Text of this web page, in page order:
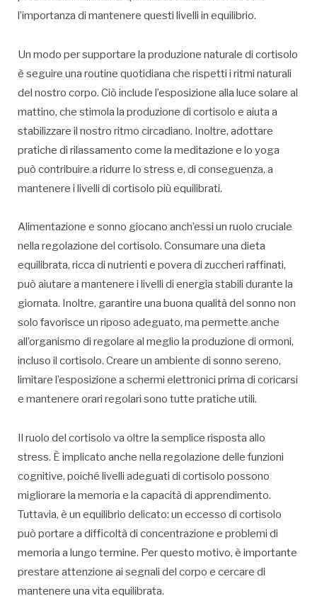
l’importanza di mantenere questi livelli in equilibrio.
Un modo per supportare la produzione naturale di cortisolo
è seguire una routine quotidiana che rispetti i ritmi naturali
del nostro corpo. Ciò include l’esposizione alla luce solare al
mattino, che stimola la produzione di cortisolo e aiuta a
stabilizzare il nostro ritmo circadiano. Inoltre, adottare
pratiche di rilassamento come la meditazione e lo yoga
può contribuire a ridurre lo stress e, di conseguenza, a
mantenere i livelli di cortisolo più equilibrati.
Alimentazione e sonno giocano anch’essi un ruolo cruciale
nella regolazione del cortisolo. Consumare una dieta
equilibrata, ricca di nutrienti e povera di zuccheri raffinati,
può aiutare a mantenere i livelli di energia stabili durante la
giornata. Inoltre, garantire una buona qualità del sonno non
solo favorisce un riposo adeguato, ma permette anche
all’organismo di regolare al meglio la produzione di ormoni,
incluso il cortisolo. Creare un ambiente di sonno sereno,
limitare l’esposizione a schermi elettronici prima di coricarsi
e mantenere orari regolari sono tutte pratiche utili.
Il ruolo del cortisolo va oltre la semplice risposta allo
stress. È implicato anche nella regolazione delle funzioni
cognitive, poiché livelli adeguati di cortisolo possono
migliorare la memoria e la capacità di apprendimento.
Tuttavia, è un equilibrio delicato: un eccesso di cortisolo
può portare a difficoltà di concentrazione e problemi di
memoria a lungo termine. Per questo motivo, è importante
prestare attenzione ai segnali del corpo e cercare di
mantenere una vita equilibrata.